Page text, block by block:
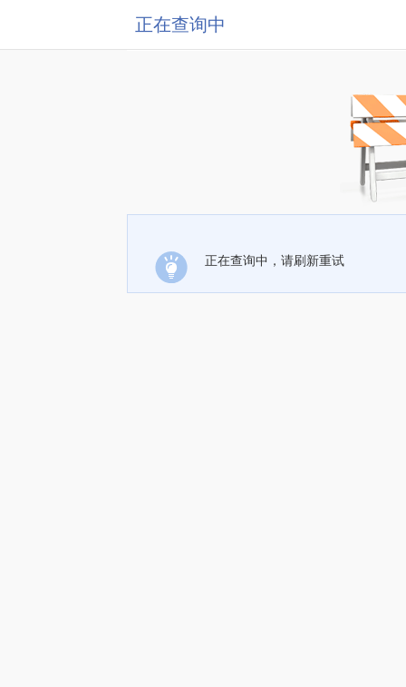
正在查询中
正在查询中，请刷新重试